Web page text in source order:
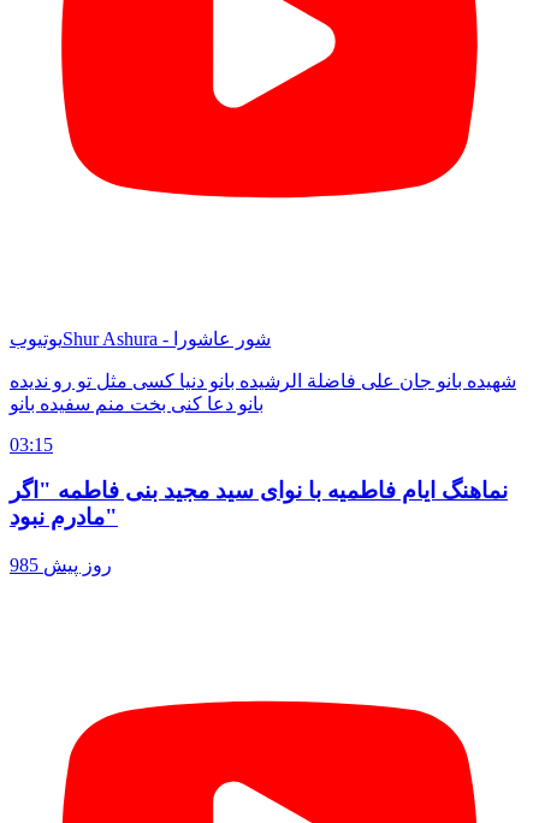
یوتیوب Shur Ashura - شور عاشورا
شهیده بانو جان علی فاضلة الرشیده بانو دنیا کسی مثل تو رو ندیده
بانو دعا کنی بخت منم سفیده بانو
03:15
نماهنگ ایام فاطمیه با نوای سید مجید بنی فاطمه "اگر
مادرم نبود"
985 روز پیش